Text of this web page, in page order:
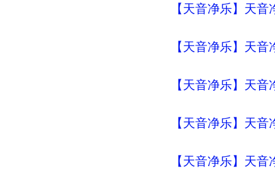
【天音净乐】天
【天音净乐】天
【天音净乐】天
【天音净乐】天
【天音净乐】天